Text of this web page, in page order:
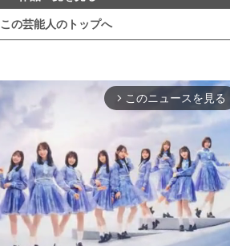
この芸能人のトップへ
arrow_forward_ios このニュースを見る